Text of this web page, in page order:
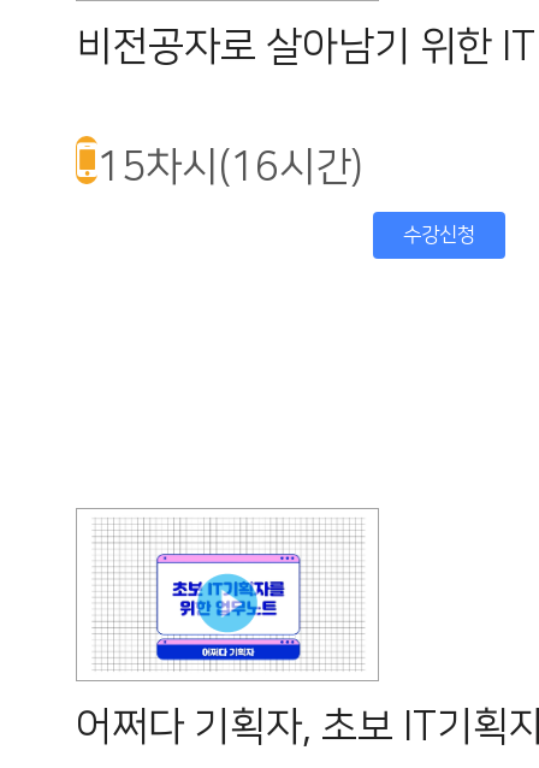
비전공자로 살아남기 위한
15차시(16시간)
수강신청
어쩌다 기획자, 초보 IT기획